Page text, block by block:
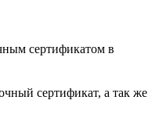
сертификатом в
сертификат, а так же